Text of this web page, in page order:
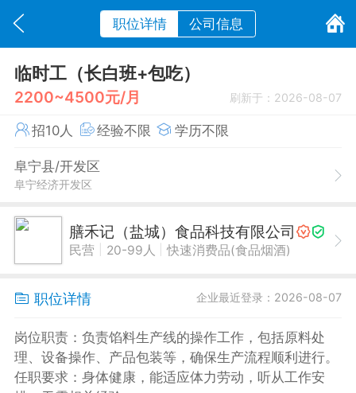
职位详情 公司信息
临时工（长白班+包吃）
2200~4500元/月 刷新于：2026-08-07
招10人 经验不限 学历不限
阜宁县/开发区
阜宁经济开发区
膳禾记（盐城）食品科技有限公司
民营 20-99人 快速消费品(食品烟酒)
职位详情 企业最近登录：2026-08-07
岗位职责：负责馅料生产线的操作工作，包括原料处
理、设备操作、产品包装等，确保生产流程顺利进行。
任职要求：身体健康，能适应体力劳动，听从工作安